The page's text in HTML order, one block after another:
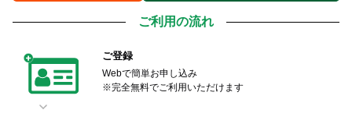
ご利用の流れ
ご登録
Webで簡単お申し込み
※完全無料でご利用いただけます